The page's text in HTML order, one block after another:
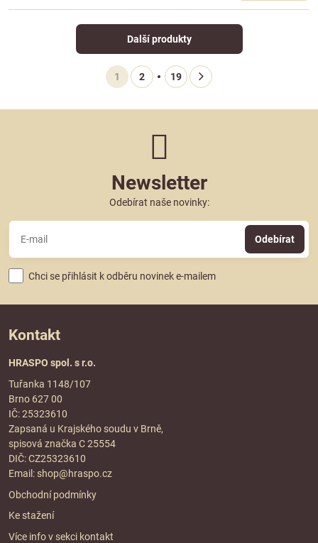
Další produkty
1 2 19
Newsletter
Odebírat naše novinky:
Odebírat
Chci se přihlásit k odběru novinek e-mailem
Kontakt
HRASPO spol. s r.o.
Tuřanka 1148/107
Brno 627 00
IČ: 25323610
Zapsaná u Krajského soudu v Brně,
spisová značka C 25554
DIČ: CZ25323610
Email: shop@hraspo.cz
Obchodní podmínky
Ke stažení
Více info v sekci kontakt